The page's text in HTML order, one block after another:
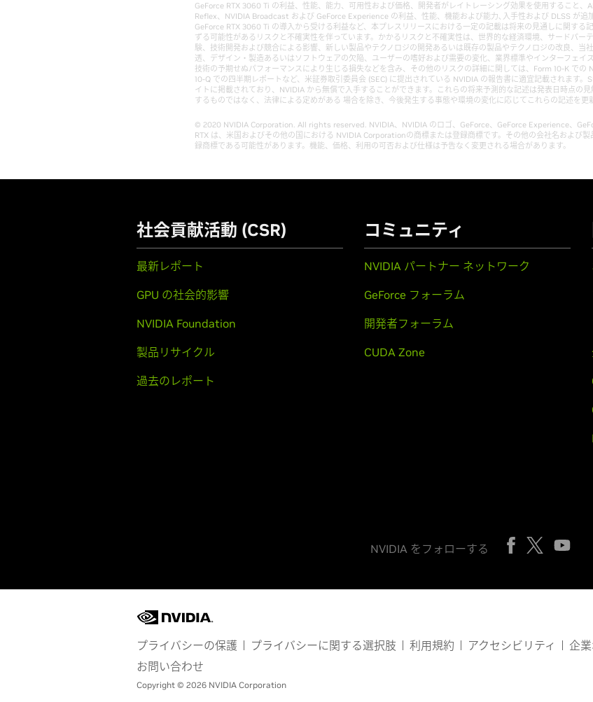
GeForce RTX 3060 Ti の利益、性能、能力、可用性および価格、開発者がレイトレーシング効果を使用すること、
Reflex、NVIDIA Broadcast および GeForce Experience の利益、性能、機能および能力､入手性および DLSS が追
GeForce RTX 3060 Ti の導入から受ける利益など、本プレスリリースにおける一定の記載は将来の見通しに関する
ずる可能性があるリスクと不確実性を伴っています。かかるリスクと不確実性は、世界的な経済環境、サードパー
験、技術開発および競合による影響、新しい製品やテクノロジの開発あるいは既存の製品やテクノロジの改良、当
透、デザイン・製造あるいはソフトウェアの欠陥、ユーザーの嗜好および需要の変化、業界標準やインターフェイ
技術の予期せぬパフォーマンスにより生じる損失などを含み、その他のリスクの詳細に関しては、Form 10-K での
10-Q での四半期レポートなど、米証券取引委員会 (SEC) に提出されている NVIDIA の報告書に適宜記載されます。
イトに掲載されており、NVIDIA から無償で入手することができます。これらの将来予測的な記述は発表日時点の
するものではなく、法律による定めがある 場合を除き、今後発生する事態や環境の変化に応じてこれらの記述を更
© 2020 NVIDIA Corporation. All rights reserved. NVIDIA、NVIDIA のロゴ、GeForce、GeForce Experience、
RTX は、米国およびその他の国における NVIDIA Corporationの商標または登録商標です。その他の会社名および
録商標である可能性があります。機能、価格、利用の可否および仕様は予告なく変更される場合があります。
社会貢献活動 (CSR)
最新レポート
GPU の社会的影響
NVIDIA Foundation
製品リサイクル
過去のレポート
コミュニティ
NVIDIA パートナー ネットワーク
GeForce フォーラム
開発者フォーラム
CUDA Zone
NVIDIA をフォローする
プライバシーの保護 プライバシーに関する選択肢 利用規約 アクセシビリティ 企
お問い合わせ
Copyright © 2026 NVIDIA Corporation